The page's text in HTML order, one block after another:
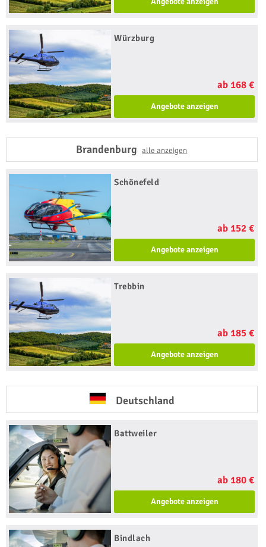
Würzburg
ab 168 €
Angebote anzeigen
Brandenburgalle anzeigen
Schönefeld
ab 152 €
Angebote anzeigen
Trebbin
ab 185 €
Angebote anzeigen
Deutschland
Battweiler
ab 180 €
Angebote anzeigen
Bindlach